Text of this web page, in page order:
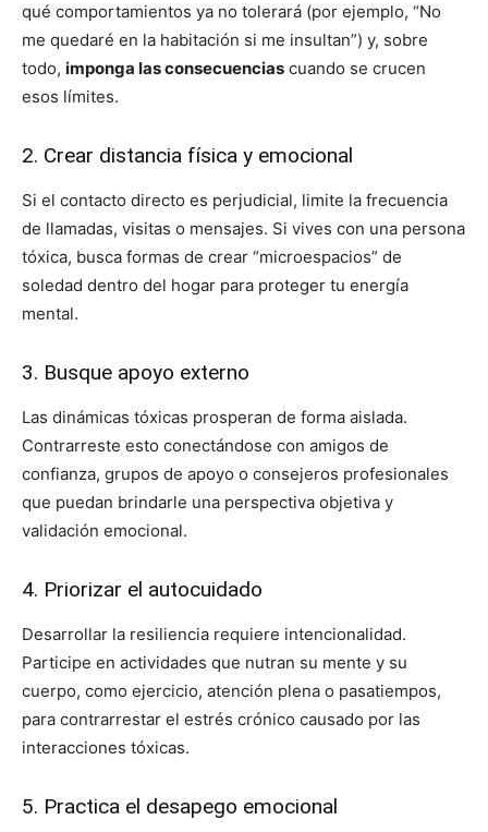
qué comportamientos ya no tolerará (por ejemplo, “No
me quedaré en la habitación si me insultan”) y, sobre
todo, imponga las consecuencias cuando se crucen
esos límites.
2. Crear distancia física y emocional
Si el contacto directo es perjudicial, limite la frecuencia
de llamadas, visitas o mensajes. Si vives con una persona
tóxica, busca formas de crear “microespacios” de
soledad dentro del hogar para proteger tu energía
mental.
3. Busque apoyo externo
Las dinámicas tóxicas prosperan de forma aislada.
Contrarreste esto conectándose con amigos de
confianza, grupos de apoyo o consejeros profesionales
que puedan brindarle una perspectiva objetiva y
validación emocional.
4. Priorizar el autocuidado
Desarrollar la resiliencia requiere intencionalidad.
Participe en actividades que nutran su mente y su
cuerpo, como ejercicio, atención plena o pasatiempos,
para contrarrestar el estrés crónico causado por las
interacciones tóxicas.
5. Practica el desapego emocional